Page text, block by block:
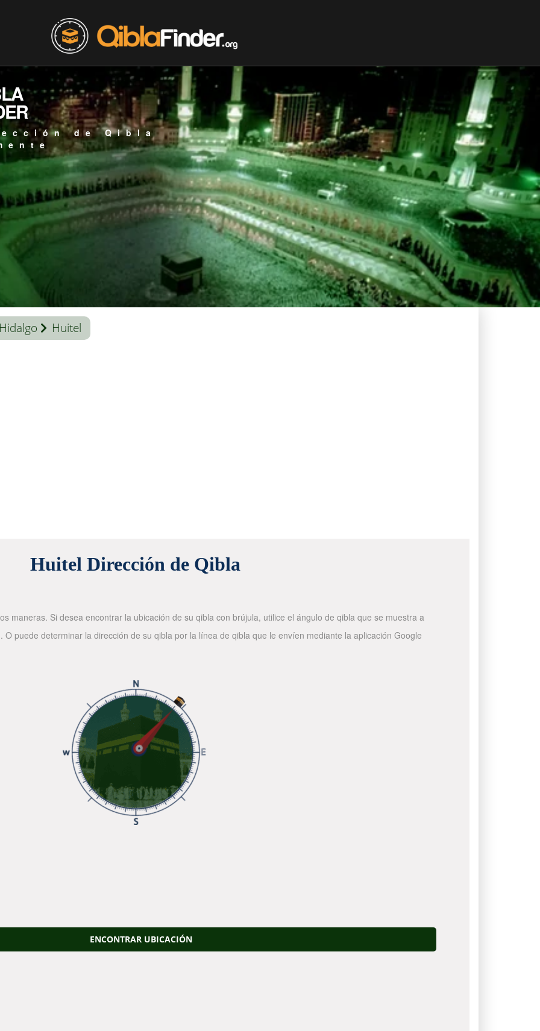
de Qibla
Huitel
Huitel Dirección de Qibla
maneras. Si desea encontrar la ubicación de su qibla con brújula, utilice el ángulo de qibla que se muestra a
puede determinar la dirección de su qibla por la línea de qibla que le envíen mediante la aplicación Google
ENCONTRAR UBICACIÓN